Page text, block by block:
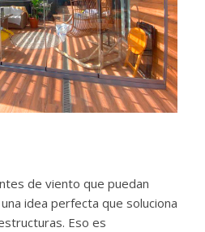
de viento que puedan
idea perfecta que soluciona
Eso es